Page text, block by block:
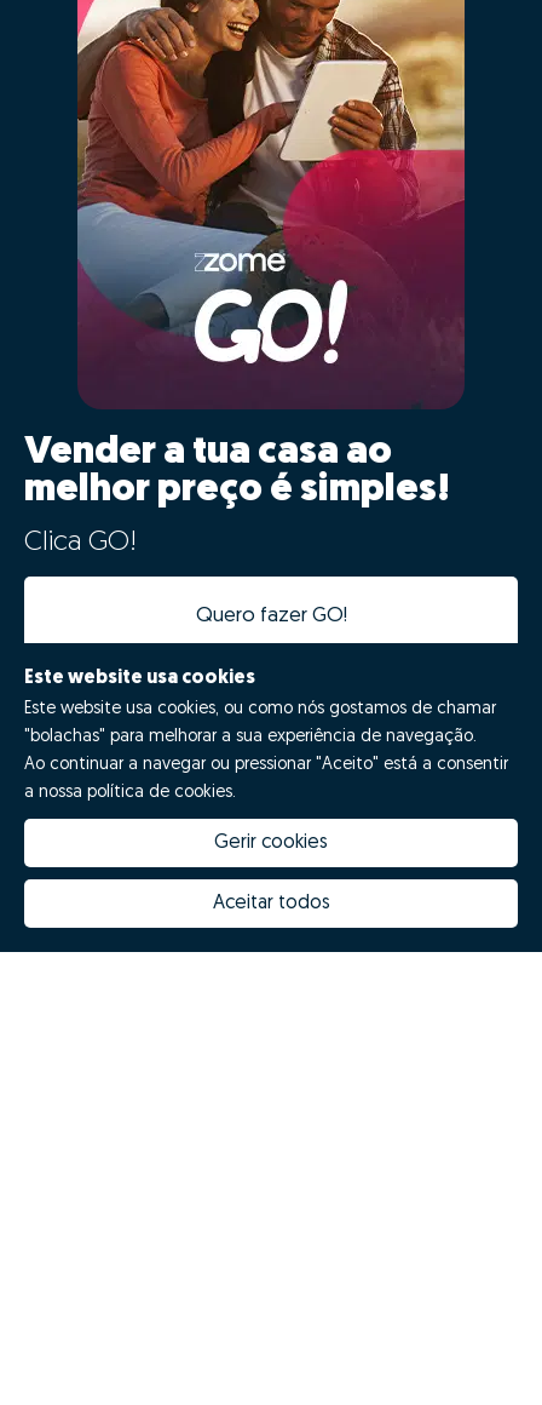
Vender a tua casa ao
melhor preço é simples!
Clica GO!
Quero fazer GO!
Porquê escolher a Zome
Prémios
Inovação Zome
Hubs Zome
Contactos
Este website usa cookies
Este website usa cookies, ou como nós gostamos de chamar
"bolachas" para melhorar a sua experiência de navegação.
Ao continuar a navegar ou pressionar "Aceito" está a consentir
a nossa política de cookies.
Gerir cookies
Aceitar todos